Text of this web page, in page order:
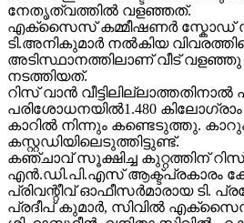
നേതൃത്വത്തിൽ വളഞ്ഞത്.
എക്സൈസ് കമ്മീഷണർ സ്കോഡ്
ടി.അനികുമാർ നൽകിയ
അടിസ്ഥാനത്തിലാണ് വീട്
നടത്തിയത്.
റിസ് വാൻ വീട്ടിലില്ലാത്തതിനാൽ
പരിശോധനയിൽ1.480
കാറിൽ നിന്നും കണ്ടെടുത്തു.
കസ്റ്റഡിയിലെടുത്തിട്ടുണ്ട്.
കഞ്ചാവ് സൂക്ഷിച്ച കുറ്റത്തിന് റിസ്
എൻ.ഡി.പി.എസ് ആക്ട്പ്രകാരം
പ്രിവന്റീവ് ഓഫീസർമാരായ ടി.
പ്രദീപ് കുമാർ, സിവിൽ